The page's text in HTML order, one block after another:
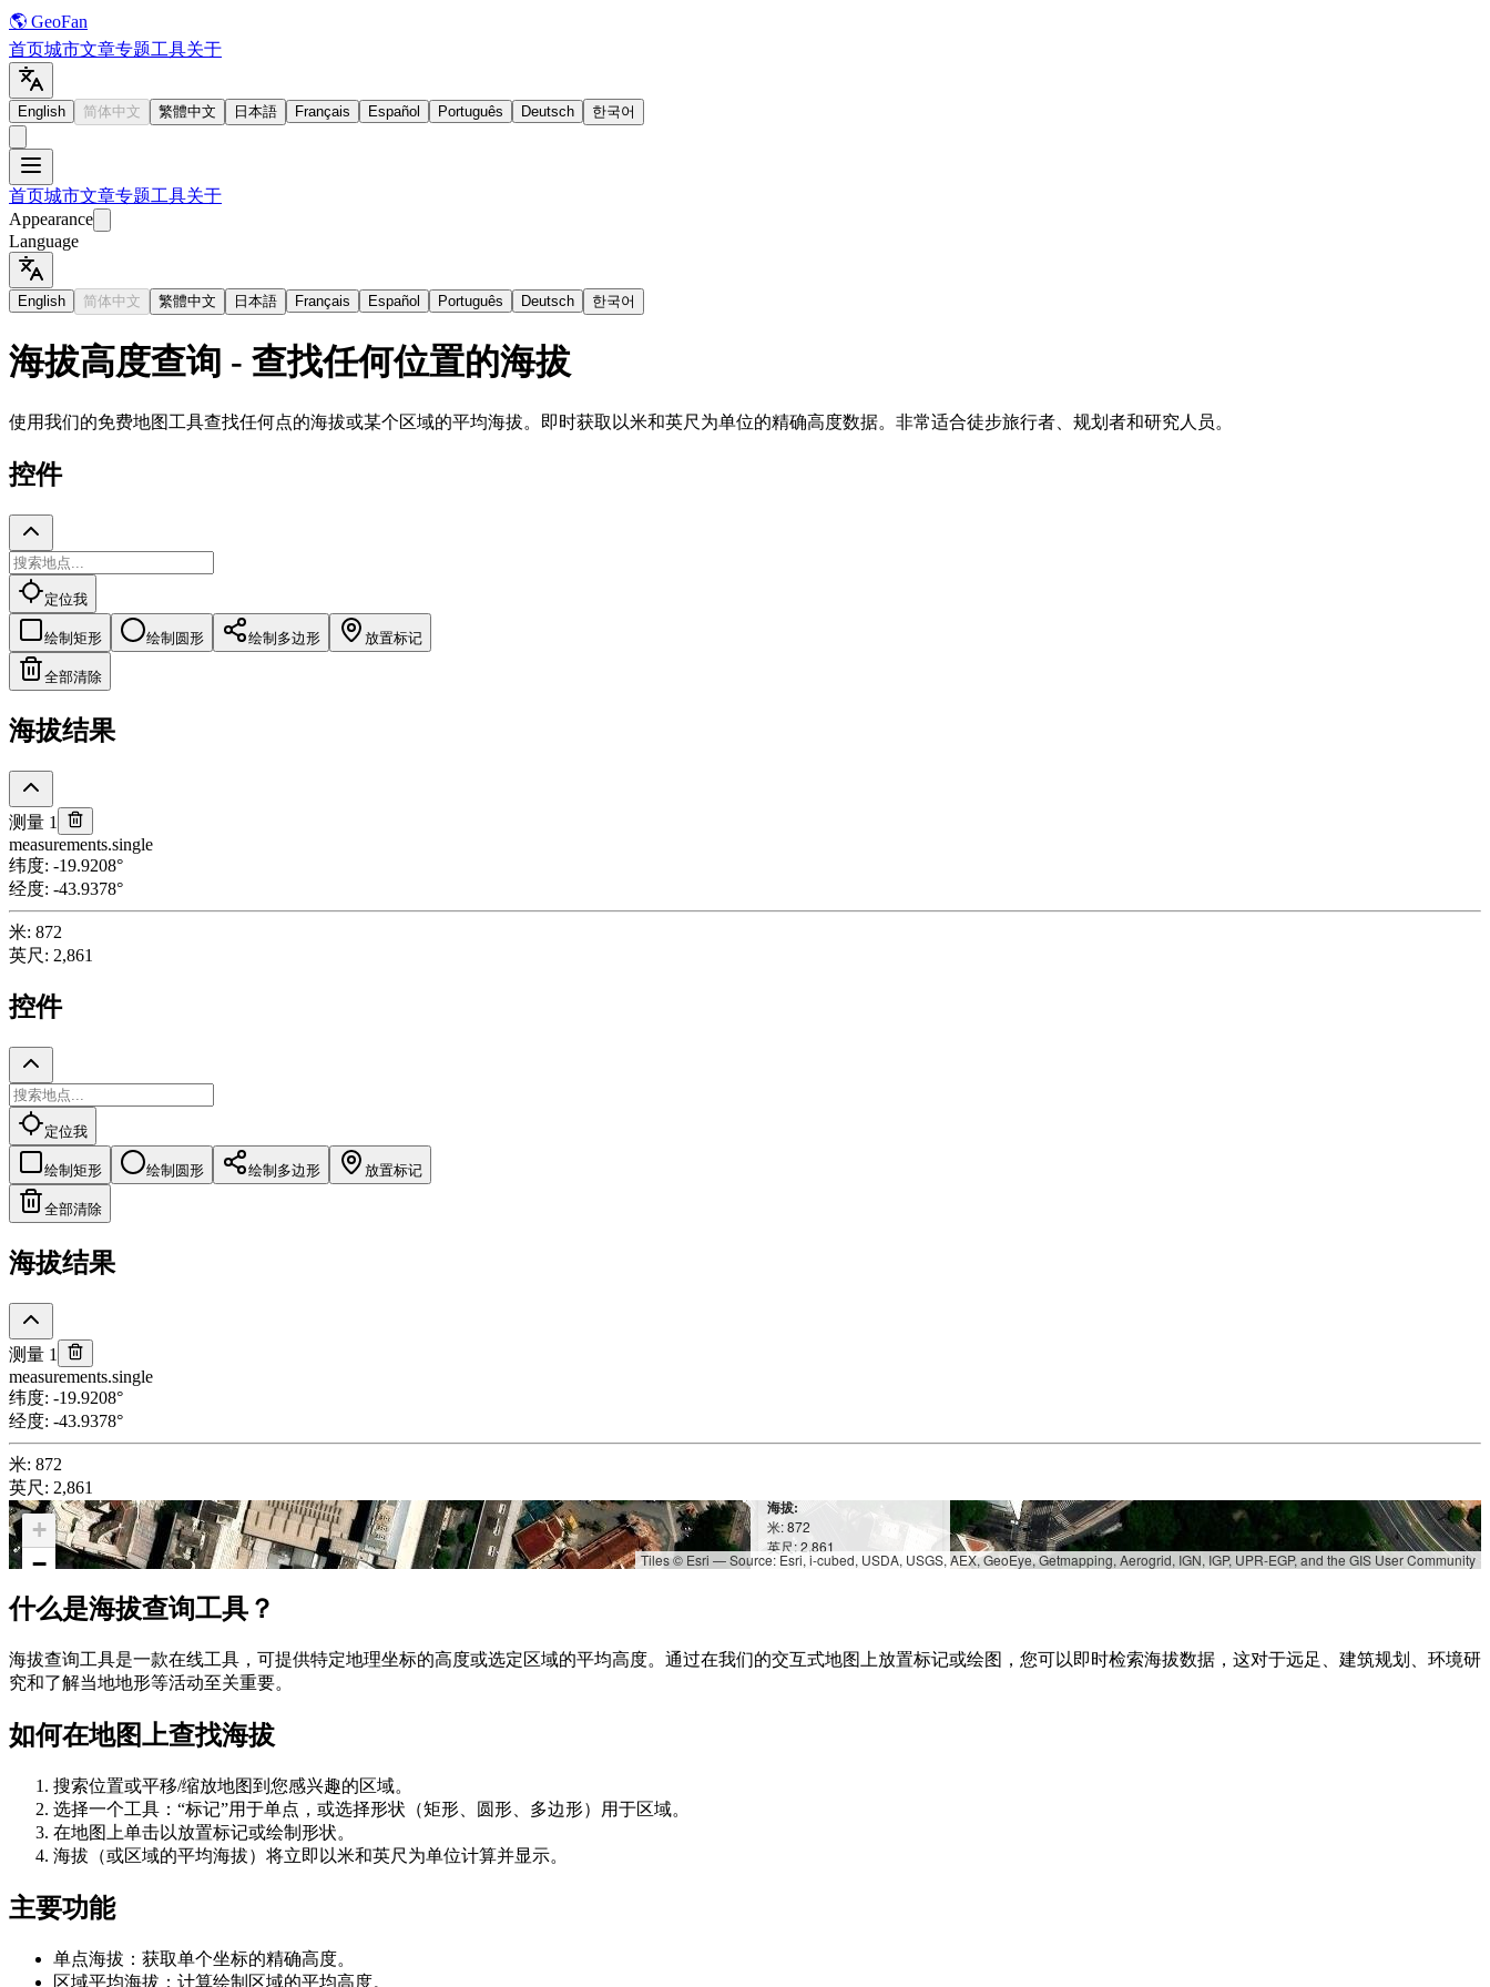
🌎 GeoFan
首页城市文章专题工具关于
English 简体中文 繁體中文 日本語 Français Español Português Deutsch 한국어
首页城市文章专题工具关于
Appearance
Language
English 简体中文 繁體中文 日本語 Français Español Português Deutsch 한국어
海拔高度查询 - 查找任何位置的海拔
使用我们的免费地图工具查找任何点的海拔或某个区域的平均海拔。即时获取以米和英尺为单位的精确高度数据。非常适合徒步旅行者、规划者和研究人员。
控件
定位我
绘制矩形 绘制圆形 绘制多边形 放置标记
全部清除
海拔结果
测量 1
measurements.single
纬度: -19.9208°
经度: -43.9378°
米: 872
英尺 : 2,861
控件
定位我
绘制矩形 绘制圆形 绘制多边形 放置标记
全部清除
海拔结果
测量 1
measurements.single
纬度: -19.9208°
经度: -43.9378°
米: 872
英尺 : 2,861
海拔:
米: 872
英尺: 2,861
+
−
Tiles © Esri — Source: Esri, i-cubed, USDA, USGS, AEX, GeoEye, Getmapping, Aerogrid, IGN, IGP, UPR-EGP, and the GIS User Community
什么是海拔查询工具？
海拔查询工具是一款在线工具，可提供特定地理坐标的高度或选定区域的平均高度。通过在我们的交互式地图上放置标记或绘图，您可以即时检索海拔数据，这对于远足、建筑规划、环境研
究和了解当地地形等活动至关重要。
如何在地图上查找海拔
搜索位置或平移/缩放地图到您感兴趣的区域。
选择一个工具：“标记”用于单点，或选择形状（矩形、圆形、多边形）用于区域。
在地图上单击以放置标记或绘制形状。
海拔（或区域的平均海拔）将立即以米和英尺为单位计算并显示。
主要功能
单点海拔：获取单个坐标的精确高度。
区域平均海拔：计算绘制区域的平均高度。